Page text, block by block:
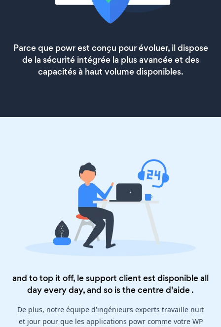
Parce que powr est conçu pour évoluer, il dispose
de la sécurité intégrée la plus avancée et des
capacités à haut volume disponibles.
and to top it off, le support client est disponible all
day every day, and so is thecentre d'aide.
De plus, notre équipe d'ingénieurs experts travaille nuit
et jour pour que les applications powr comme votre WP